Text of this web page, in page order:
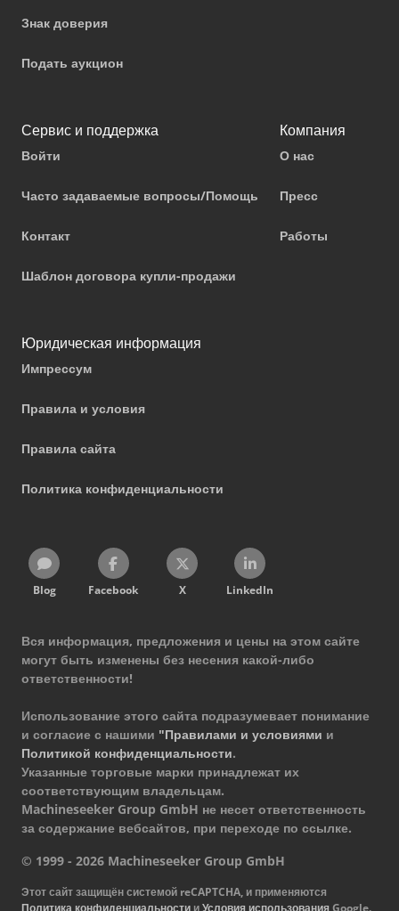
Знак доверия
Подать аукцион
Сервис и поддержка
Войти
Часто задаваемые вопросы/Помощь
Контакт
Шаблон договора купли-продажи
Компания
О нас
Пресс
Работы
Юридическая информация
Импрессум
Правила и условия
Правила сайта
Политика конфиденциальности
Blog Facebook X LinkedIn
Вся информация, предложения и цены на этом сайте
могут быть изменены без несения какой-либо
ответственности!
Использование этого сайта подразумевает понимание
и согласие с нашими "Правилами и условиями и
Политикой конфиденциальности.
Указанные торговые марки принадлежат их
соответствующим владельцам.
Machineseeker Group GmbH не несет ответственность
за содержание вебсайтов, при переходе по ссылке.
© 1999 - 2026 Machineseeker Group GmbH
Этот сайт защищён системой reCAPTCHA, и применяются